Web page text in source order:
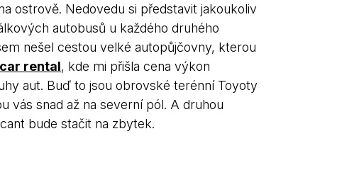
ostrově. Nedovedu si představit jakoukoliv
autobusů u každého druhého
nešel cestou velké autopůjčovny, kterou
rental, kde mi přišla cena výkon
aut. Buď to jsou obrovské terénní Toyoty
vás snad až na severní pól. A druhou
bude stačit na zbytek.